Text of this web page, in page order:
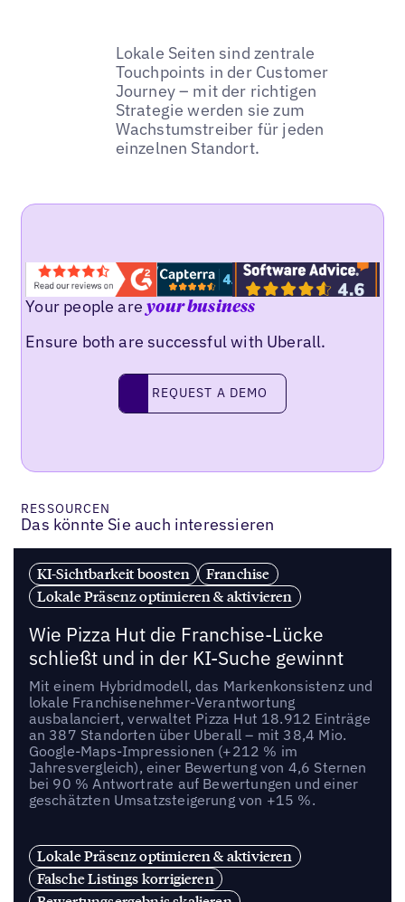
Lokale Seiten sind zentrale
Touchpoints in der Customer
Journey – mit der richtigen
Strategie werden sie zum
Wachstumstreiber für jeden
einzelnen Standort.
Your people areyour business
Ensure both are successful with Uberall.
request a demo
REQUEST A DEMO
RESSOURCEN
Das könnte Sie auch interessieren
KI-Sichtbarkeit boosten
Franchise
Lokale Präsenz optimieren & aktivieren
Wie Pizza Hut die Franchise-Lücke
schließt und in der KI-Suche gewinnt
Mit einem Hybridmodell, das Markenkonsistenz und
lokale Franchisenehmer-Verantwortung
ausbalanciert, verwaltet Pizza Hut 18.912 Einträge
an 387 Standorten über Uberall – mit 38,4 Mio.
Google-Maps-Impressionen (+212 % im
Jahresvergleich), einer Bewertung von 4,6 Sternen
bei 90 % Antwortrate auf Bewertungen und einer
geschätzten Umsatzsteigerung von +15 %.
Lokale Präsenz optimieren & aktivieren
Falsche Listings korrigieren